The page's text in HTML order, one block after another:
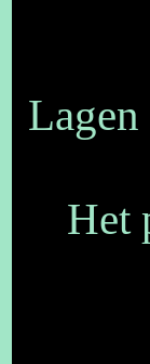
Het